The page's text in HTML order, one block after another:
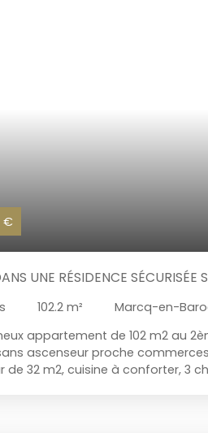
laissant libre cours à vos
€
UNE RÉSIDENCE SÉCURISÉE
102.2 m²
Marcq-en-
appartement de 102 m2 au
ascenseur proche
de 32 m2, cuisine à conforter, 3